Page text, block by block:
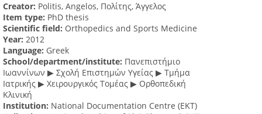
Creator: Politis, Angelos, Πολίτης, Άγγελος
Item type: PhD thesis
Scientific field: Orthopedics and Sports Medicine
Υear: 2012
Language: Greek
School/department/institute: Πανεπιστήμιο
Ιωαννίνων ▶ Σχολή Επιστημών Υγείας ▶ Τμήμα
Ιατρικής ▶ Χειρουργικός Τομέας ▶ Ορθοπεδική
Κλινική
Institution: National Documentation Centre (EKT)